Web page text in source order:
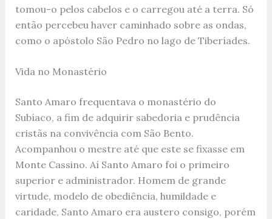
tomou-o pelos cabelos e o carregou até a terra. Só
então percebeu haver caminhado sobre as ondas,
como o apóstolo São Pedro no lago de Tiberíades.
Vida no Monastério
Santo Amaro frequentava o monastério do
Subíaco, a fim de adquirir sabedoria e prudência
cristãs na convivência com São Bento.
Acompanhou o mestre até que este se fixasse em
Monte Cassino. Aí Santo Amaro foi o primeiro
superior e administrador. Homem de grande
virtude, modelo de obediência, humildade e
caridade, Santo Amaro era austero consigo, porém